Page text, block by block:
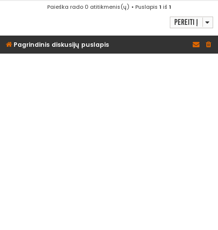
Paieška rado 0 atitikmenis(ų) • Puslapis 1 iš 1
Pereiti į
Pagrindinis diskusijų puslapis